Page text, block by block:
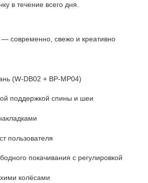
в течение всего дня.
современно, свежо и креативно
(W-DB02 + BP-MP04)
поддержкой спины и шеи
пользователя
покачивания с регулировкой
колёсами